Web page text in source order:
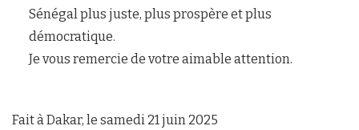
Sénégal plus juste, plus prospère et plus
démocratique.
Je vous remercie de votre aimable attention.
Fait à Dakar, le samedi 21 juin 2025